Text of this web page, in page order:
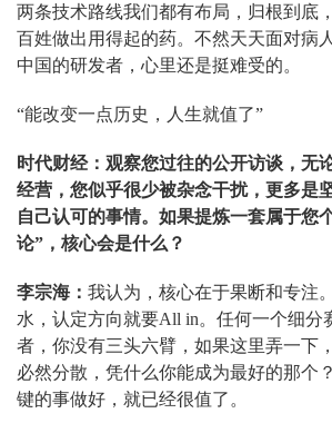
两条技术路线我们都有布局，归根到底
百姓做出用得起的药。不然天天面对病
中国的研发者，心里还是挺难受的。
“能改变一点历史，人生就值了”
时代财经：观察您过往的公开访谈，无
经营，您似乎很少被杂念干扰，更多是
自己认可的事情。如果提炼一套属于您
论”，核心会是什么？
李宗海： 我认为，核心在于果断和专注
水，认定方向就要All in。任何一个细分
者，你没有三头六臂，如果这里弄一下
必然分散，凭什么你能成为最好的那个
键的事做好，就已经很值了。